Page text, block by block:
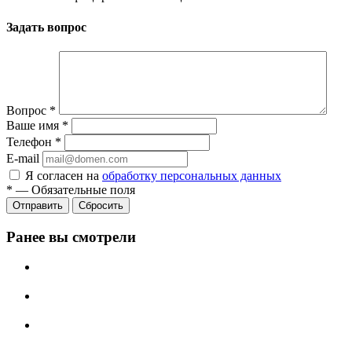
Задать вопрос
Вопрос *
Ваше имя *
Телефон *
E-mail
Я согласен на обработку персональных данных
* — Обязательные поля
Сбросить
Ранее вы смотрели